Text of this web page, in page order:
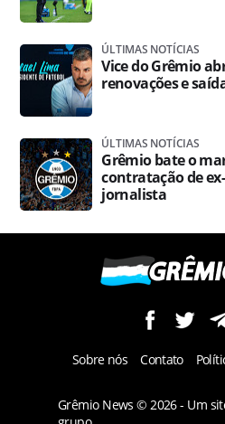
ÚLTIMAS NOTÍCIAS
Vice do Grêmio
renovações e
ÚLTIMAS NOTÍCIAS
Grêmio bate o
contratação de
jornalista
Sobre nós Contato
Grêmio News © 2026 - Um